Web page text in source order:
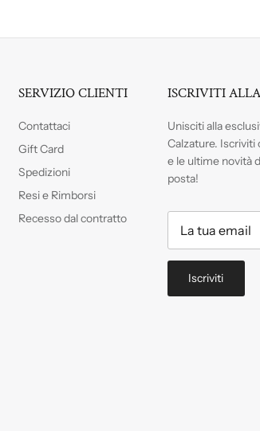
SERVIZIO CLIENTI
Contattaci
Gift Card
Spedizioni
Resi e Rimborsi
Recesso dal contratto
ISCRIVITI
Unisciti alla
Calzature. Iscriviti
e le ultime novità
posta!
Iscriviti